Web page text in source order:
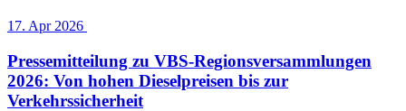
17. Apr 2026
Pressemitteilung zu VBS-Regionsversammlungen
2026: Von hohen Dieselpreisen bis zur
Verkehrssicherheit